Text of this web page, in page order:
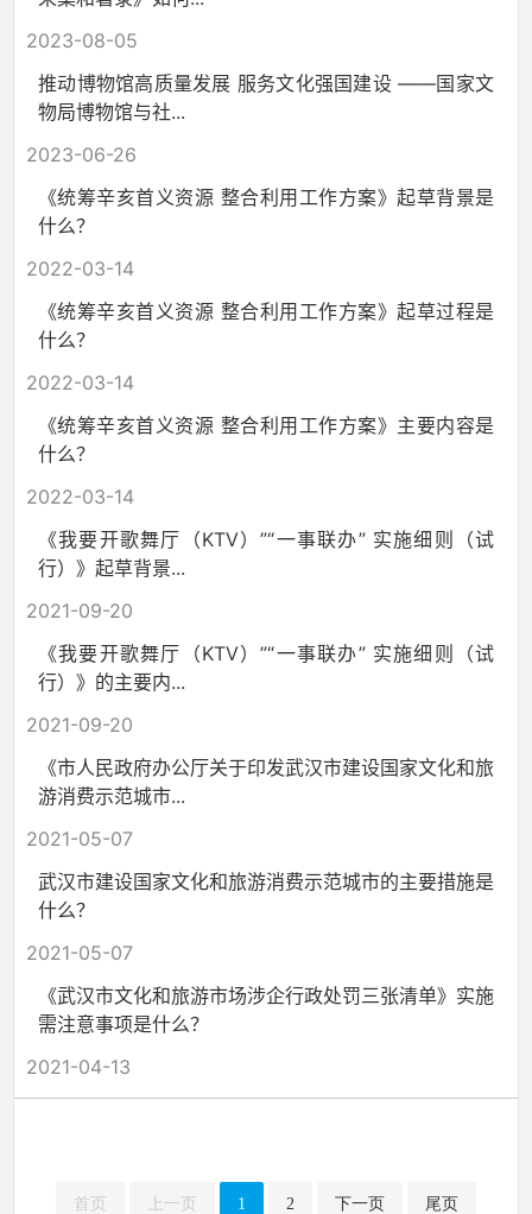
2023-08-05
推动博物馆高质量发展 服务文化强国建设 ——国家文
物局博物馆与社...
2023-06-26
《统筹辛亥首义资源 整合利用工作方案》起草背景是
什么？
2022-03-14
《统筹辛亥首义资源 整合利用工作方案》起草过程是
什么？
2022-03-14
《统筹辛亥首义资源 整合利用工作方案》主要内容是
什么？
2022-03-14
《我要开歌舞厅（KTV）”“一事联办” 实施细则（试
行）》起草背景...
2021-09-20
《我要开歌舞厅（KTV）”“一事联办” 实施细则（试
行）》的主要内...
2021-09-20
《市人民政府办公厅关于印发武汉市建设国家文化和旅
游消费示范城市...
2021-05-07
武汉市建设国家文化和旅游消费示范城市的主要措施是
什么？
2021-05-07
《武汉市文化和旅游市场涉企行政处罚三张清单》实施
需注意事项是什么？
2021-04-13
首页 上一页 1 2 下一页 尾页